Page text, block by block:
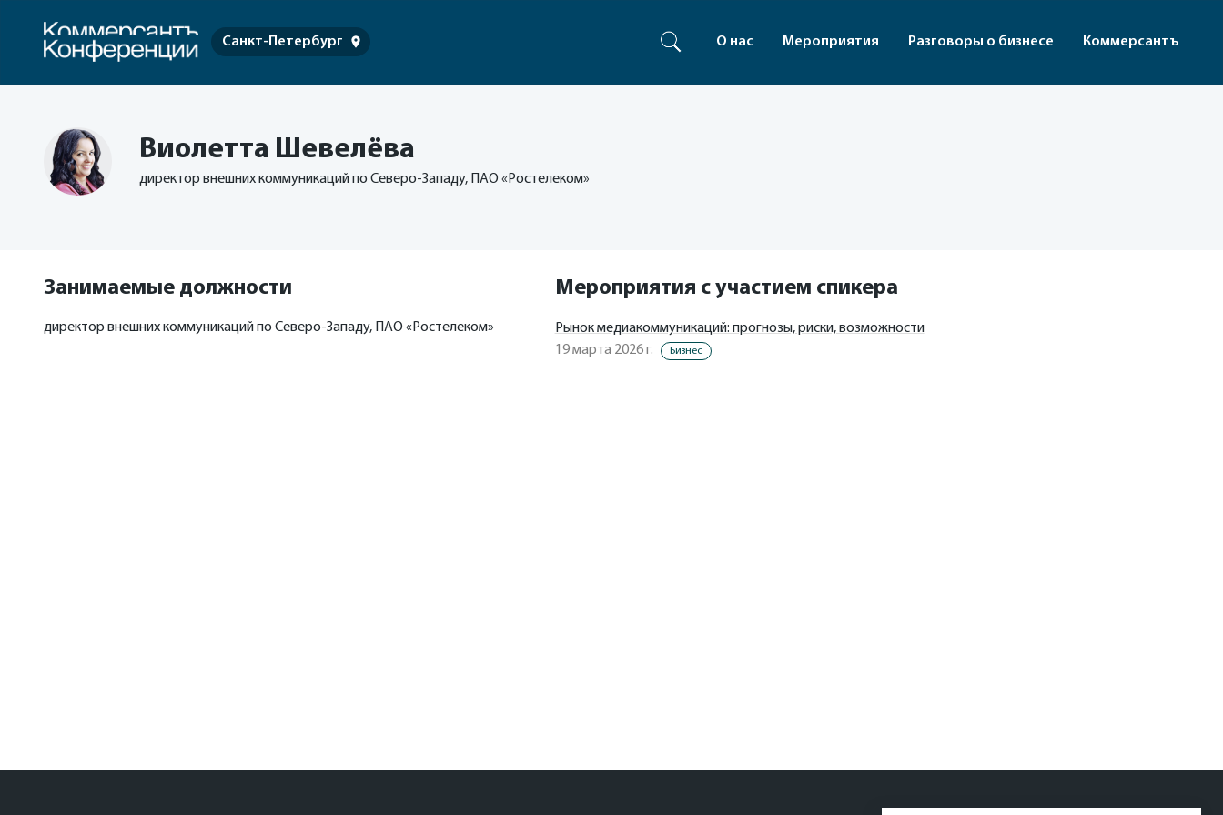
Санкт-Петербург О нас Мероприятия Разговоры о бизнесе Коммерсантъ
Виолетта Шевелёва
директор внешних коммуникаций по Северо-Западу, ПАО «Ростелеком»
Занимаемые должности
директор внешних коммуникаций по Северо-Западу, ПАО «Ростелеком»
Мероприятия с участием спикера
Рынок медиакоммуникаций: прогнозы, риски, возможности
19 марта 2026 г.
Бизнес